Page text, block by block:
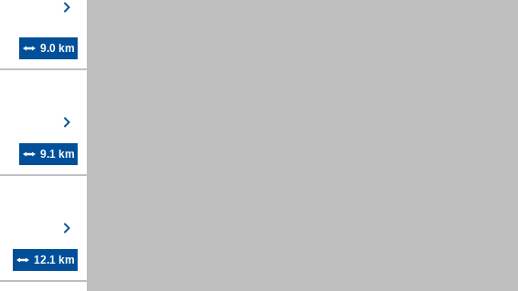
9.0 km
9.1 km
12.1 km